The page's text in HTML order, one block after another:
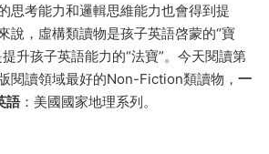
思考能力和邏輯思維能力也會得到提
說，虛構類讀物是孩子英語啓蒙的“寶
升孩子英語能力的“法寶”。今天閱讀第
閱讀領域最好的Non-Fiction類讀物， 一
語：美國國家地理系列。